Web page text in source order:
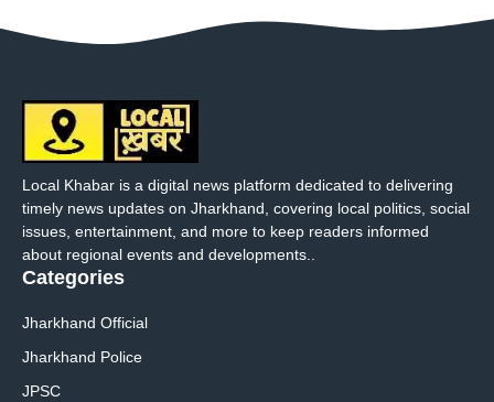
Local Khabar is a digital news platform dedicated to delivering
timely news updates on Jharkhand, covering local politics, social
issues, entertainment, and more to keep readers informed
about regional events and developments..
Categories
Jharkhand Official
Jharkhand Police
JPSC